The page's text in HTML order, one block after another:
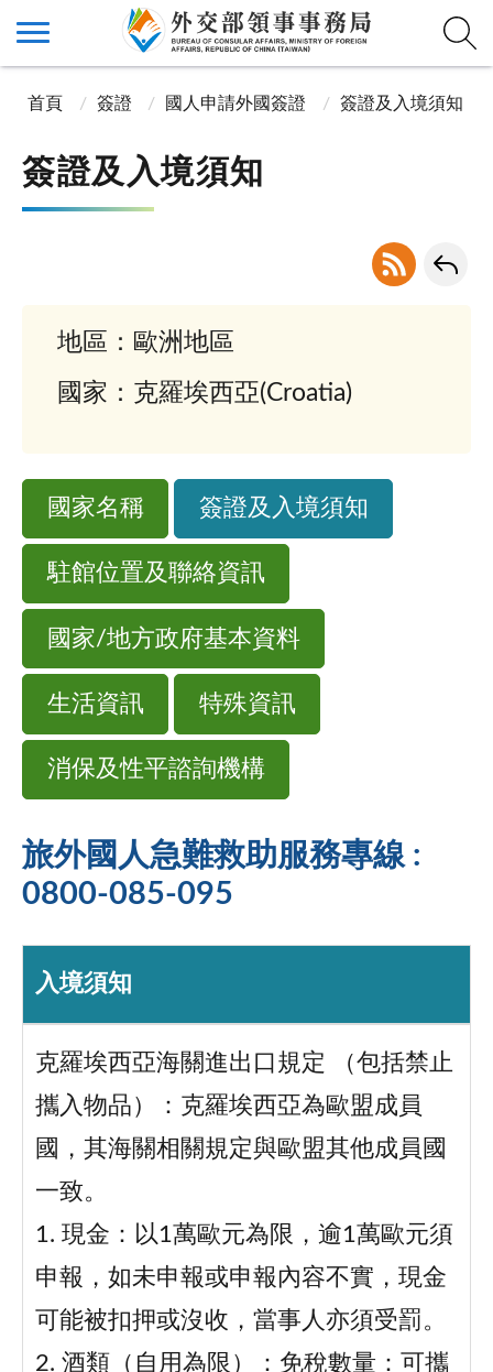
首頁 簽證 國人申請外國簽證 簽證及入境須知
簽證及入境須知
地區：歐洲地區
國家：克羅埃西亞(Croatia)
國家名稱 簽證及入境須知
駐館位置及聯絡資訊
國家/地方政府基本資料
生活資訊 特殊資訊
消保及性平諮詢機構
旅外國人急難救助服務專線 :
0800-085-095
入境須知
克羅埃西亞海關進出口規定 （包括禁止
攜入物品）：克羅埃西亞為歐盟成員
國，其海關相關規定與歐盟其他成員國
一致。
1. 現金：以1萬歐元為限，逾1萬歐元須
申報，如未申報或申報內容不實，現金
可能被扣押或沒收，當事人亦須受罰。
2. 酒類（自用為限）：免稅數量：可攜